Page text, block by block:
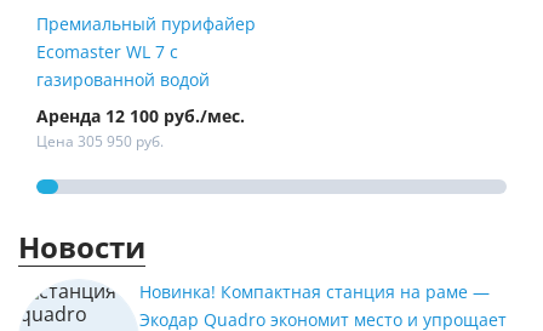
Премиальный пурифайер
Ecomaster WL 7 с
газированной водой
Аренда 12 100 руб./мес.
Цена 305 950 руб.
Новости
Новинка! Компактная станция на раме —
Экодар Quadro экономит место и упрощает